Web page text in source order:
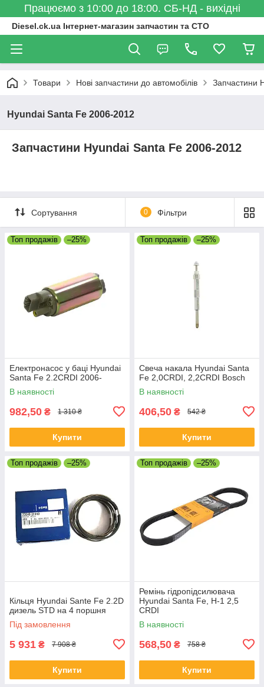
Працюємо з 10:00 до 18:00. СБ-НД - вихідні
Diesel.ck.ua Інтернет-магазин запчастин та СТО
Товари Нові запчастини до автомобілів Запчастини
Hyundai Santa Fe 2006-2012
Запчастини Hyundai Santa Fe 2006-2012
Сортування 0 Фільтри
Топ продажів –25%
Електронасос у баці Hyundai
Santa Fe 2.2CRDI 2006-
В наявності
982,50 ₴ 1 310 ₴
Купити
Топ продажів –25%
Свеча накала Hyundai Santa
Fe 2,0CRDI, 2,2CRDI Bosch
В наявності
406,50 ₴ 542 ₴
Купити
Топ продажів –25%
Кільця Hyundai Sante Fe 2.2D
дизель STD на 4 поршня
Під замовлення
5 931 ₴ 7 908 ₴
Купити
Топ продажів –25%
Ремінь гідропідсилювача
Hyundai Santa Fe, H-1 2,5
CRDI
В наявності
568,50 ₴ 758 ₴
Купити